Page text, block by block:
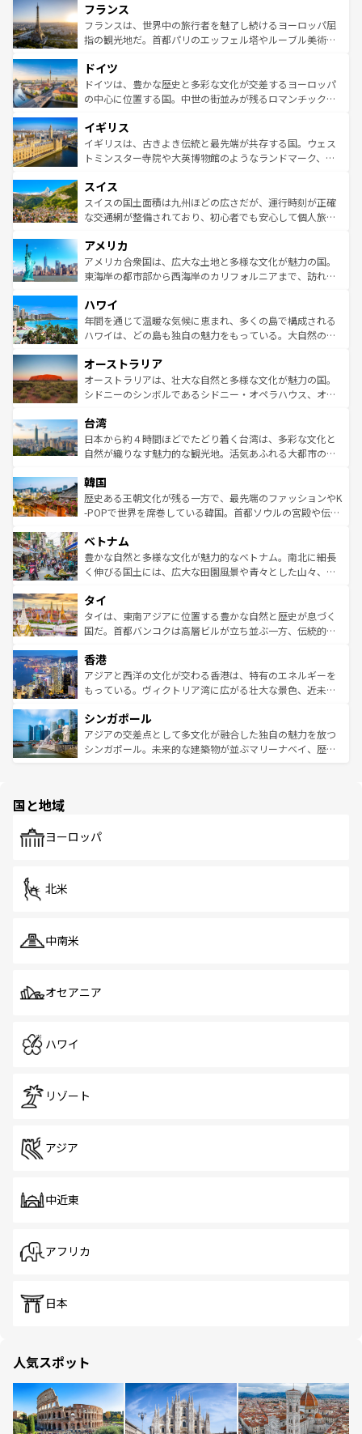
ませてくれるイタリアで、忘れられない旅をしてみよう！
なお、新着のイタリア情報はコンテンツ一覧 を参照してほ
しい。
文化が根付くこの国では、情熱的なフラメンコ、熱気あふ
れる闘牛、そして美味しいタパスが生活の一部となってい
る。首都マドリードの洗練された雰囲気や、バルセロナの
の城塞都市、穏やかなビーチリゾートまで多彩な表情を見
せる。地方によって風土や気候が異なるスペインはその個
性で訪れる人を魅了する。 なお、新着のスペイン情報はコ
フランス
フランスは、世界中の旅行者を魅了し続けるヨーロッパ屈
指の観光地だ。首都パリのエッフェル塔やルーブル美術館
で、幅広い魅力が詰まっている。華麗な宮殿、歴史的な大
聖堂、美しいビーチ、そして豊かな自然が、訪れる者を心
から魅了する。また、フランスは美食の国としても知ら
いる。シャンパンの発祥地であるランス、プロヴァンスの
香り高いラベンダー畑など、多彩な楽しみ方が可能だ。さ
らに、パリ以外の地域にも魅力が溢れており、どの街角に
れる地方に足を運ぶとそれぞれで全く異なる文化を体験で
きるだろう。 なお、新着のフランス情報はコンテンツ一覧
を参照してほしい。
ドイツ
ドイツは、豊かな歴史と多彩な文化が交差するヨーロッパ
の中心に位置する国。中世の街並みが残るロマンチック街
顔を持つこの国は、どこを歩いても飽きることがない。ベ
ルリンの文化的活気、バイエルン州のアルプスの絶景、そ
してライン川沿いのワイン畑といった風景は必見。ビール
は、お酒好きな人にはぜひ体験してほしい。 なお、新着の
ドイツ情報はコンテンツ一覧を参照してほしい。
イギリス
イギリスは、古きよき伝統と最先端が共存する国。ウェス
トミンスター寺院や大英博物館のようなランドマーク、歴
リアごとに異なる魅力がある。また、優雅なアフタヌーン
ティー、ビール好きにはたまらない英国パブ、サッカー観
戦など、本場だからこそできる体験も豊富。イギリスを旅
ンツ一覧を参照してほしい。
スイス
スイスの国土面積は九州ほどの広さだが、運行時刻が正確
な交通網が整備されており、初心者でも安心して個人旅行
の建物がそのまま残る町や、スイスならではのユニークな
博物館もあり、アルプス観光だけでなく町歩きも満喫する
ことができる。国民の所得が高いため物価も高いが、旅行
ば市内交通費無料で観光を楽しむこともできる。 なお、新
着のスイス情報はコンテンツ一覧 を参照してほしい。
アメリカ
アメリカ合衆国は、広大な土地と多様な文化が魅力の国。
東海岸の都市部から西海岸のカリフォルニアまで、訪れる
のような巨大都市は、観光、ショッピング、エンターテイ
ンメントが詰まった刺激的なスポットだ。一方、アメリカ
西部には大自然が広がり、グランドキャニオンやイエロー
部のニューオーリンズでは、音楽と美食が融合した独特の
文化が魅力。旅行者はアメリカの各地域で異なる魅力を楽
しみながら、その多様性と豊かな歴史を感じることができ
ならではの贅沢な旅のスタイルだ。 なお、新着のアメリカ
情報はコンテンツ一覧を参照してほしい。
ハワイ
年間を通じて温暖な気候に恵まれ、多くの島で構成される
ハワイは、どの島も独自の魅力をもっている。大自然の神
ワイ島は見逃せない。また、定番の観光地といえばオアフ
島だが、静かな自然を求めるならマウイ島やカウアイ島が
おすすめ。エメラルドグリーンに輝く海をはじめ、豊かな
れるおもてなしの心で訪れる人々を迎えてくれるハワイの
人々、おいしいローカルフードやハワイアンミュージッ
ク、伝統的なフラダンスなど、すべてがハワイの魅力を彩
ワイを、存分に味わってほしい。 なお、新着のハワイ情報
はコンテンツ一覧を参照してほしい。
オーストラリア
オーストラリアは、壮大な自然と多様な文化が魅力の国。
シドニーのシンボルであるシドニー・オペラハウス、オー
リアリーフや大陸中央部にそびえるウルル（エアーズロッ
ク）、タスマニアの美しい原生林やケアンズの熱帯雨林な
ど、見どころがたくさん。また、カフェやワイン、オージ
いる。アクティビティも充実しており、サーフィンやダイ
ビング、ハイキングなど、アウトドア好きにはたまらな
い。オーストラリアの多彩な魅力を存分に味わいつくそ
参照してほしい。
台湾
日本から約４時間ほどでたどり着く台湾は、多彩な文化と
自然が織りなす魅力的な観光地。活気あふれる大都市の台
ン）、静ひつな山岳地帯である台湾東部など、都市の喧騒
と山間の静けさが共存しており、訪れる人に新しい発見と
驚きをもたらしてくれる。また、奥深い台湾の食文化も魅
容にもいいと評判のスイーツなど、バラエティ豊かな料理
が味わえる。 なお、新着の台湾情報は コンテンツ一覧を参
照してほしい。
韓国
歴史ある王朝文化が残る一方で、最先端のファッションやK
-POPで世界を席巻している韓国。首都ソウルの宮殿や伝統
き、地方に足を延ばせば四季折々の自然美を楽しむことが
できる。そして、キムチや焼肉、絶品のストリートフード
まで、さまざまな韓国料理が待っている。夜には、韓国な
リティに包まれながら、韓国の多彩な魅力を心ゆくまで味
わってみてほしい。 なお、新着の韓国情報はコンテンツ一
覧を参照してほしい。
ベトナム
豊かな自然と多様な文化が魅力的なベトナム。南北に細長
く伸びる国土には、広大な田園風景や青々とした山々、世
急速な発展と共に伝統が息づく。ハノイの古い町並みやホ
ーチミン市のフランス統治時代の建物も、独特の雰囲気を
醸し出している。また、バラエティの豊かさとおいしさで
とつ。フォーやバインミー、ベトナムコーヒーなどは、ぜ
ひ現地で味わいたい。どの地域を訪れてもあたたかい人々
が旅行者を迎えてくれるので、きっと忘れられない旅にな
参照してほしい。
タイ
タイは、東南アジアに位置する豊かな自然と歴史が息づく
国だ。首都バンコクは高層ビルが立ち並ぶ一方、伝統的な
の活気が交差している。北部ではチェンマイなどの山岳地
帯で自然と触れ合い、南部ではプーケットやクラビの美し
いビーチでリゾート気分を楽しむことができる。タイ料理
激する。気候は一年中温暖で、どの季節にも異なる楽しみ
が待っている。親しみやすいタイの人々、仏教を中心とし
た文化、そして多様な観光資源が、訪れる旅人を魅了し続
香港
アジアと西洋の文化が交わる香港は、特有のエネルギーを
もっている。ヴィクトリア湾に広がる壮大な景色、近未来
み、どこを訪れても感動するはず。観光スポットが密集し
ており、効率よく見どころを回れるのも魅力。息をのむよ
うな絶景から文化的な体験まで、香港を存分に楽しみ尽く
シンガポール
アジアの交差点として多文化が融合した独自の魅力を放つ
シンガポール。未来的な建築物が並ぶマリーナベイ、歴史
で、ホーカーズは地元の風情を楽しめる外せないスポット
国と地域
ヨーロッパ
北米
中南米
オセアニア
ハワイ
リゾート
アジア
中近東
アフリカ
日本
人気スポット